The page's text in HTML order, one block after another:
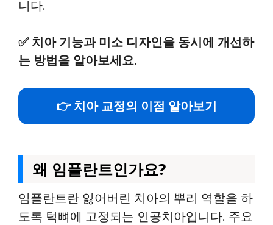
니다.
✅ 치아 기능과 미소 디자인을 동시에 개선하
는 방법을 알아보세요.
👉 치아 교정의 이점 알아보기
왜 임플란트인가요?
임플란트란 잃어버린 치아의 뿌리 역할을 하
도록 턱뼈에 고정되는 인공치아입니다. 주요